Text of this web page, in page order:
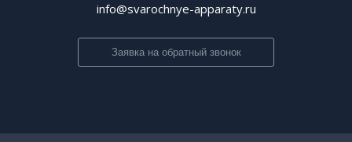
info@svarochnye-apparaty.ru
Заявка на обратный звонок